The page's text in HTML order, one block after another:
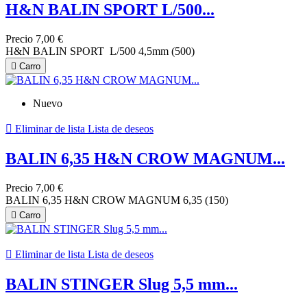
H&N BALIN SPORT L/500...
Precio 7,00 €
H&N BALIN SPORT L/500 4,5mm (500)
 Carro
Nuevo
 Eliminar de lista Lista de deseos
BALIN 6,35 H&N CROW MAGNUM...
Precio 7,00 €
BALIN 6,35 H&N CROW MAGNUM 6,35 (150)
 Carro
 Eliminar de lista Lista de deseos
BALIN STINGER Slug 5,5 mm...